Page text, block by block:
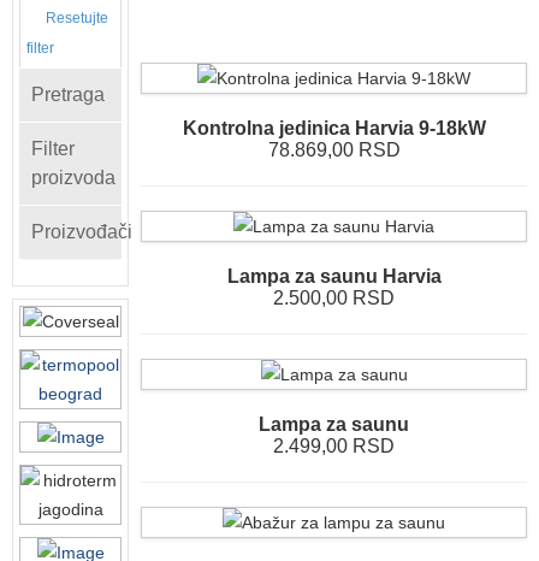
Resetujte
filter
Pretraga
Filter
proizvoda
Proizvođači
Kontrolna jedinica Harvia 9-18kW
78.869,00 RSD
Lampa za saunu Harvia
2.500,00 RSD
Lampa za saunu
2.499,00 RSD